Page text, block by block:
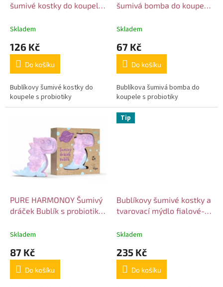
šumivé kostky do koupele
Skladem
126 Kč
Do košíku
Bublíkovy šumivé kostky do
koupele s probiotiky
šumivá bomba do koupele
Skladem
67 Kč
Do košíku
Bublíkova šumivá bomba do
koupele s probiotiky
PURE HARMONOY Šumivý
dráček Bublík s probiotiky
Skladem
87 Kč
Do košíku
Tip
Bublíkovy šumivé kostky a
tvarovací mýdlo fialové-
Skladem
235 Kč
Do košíku